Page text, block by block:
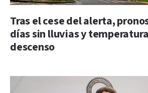
Tras el cese del alerta,
días sin lluvias y
descenso